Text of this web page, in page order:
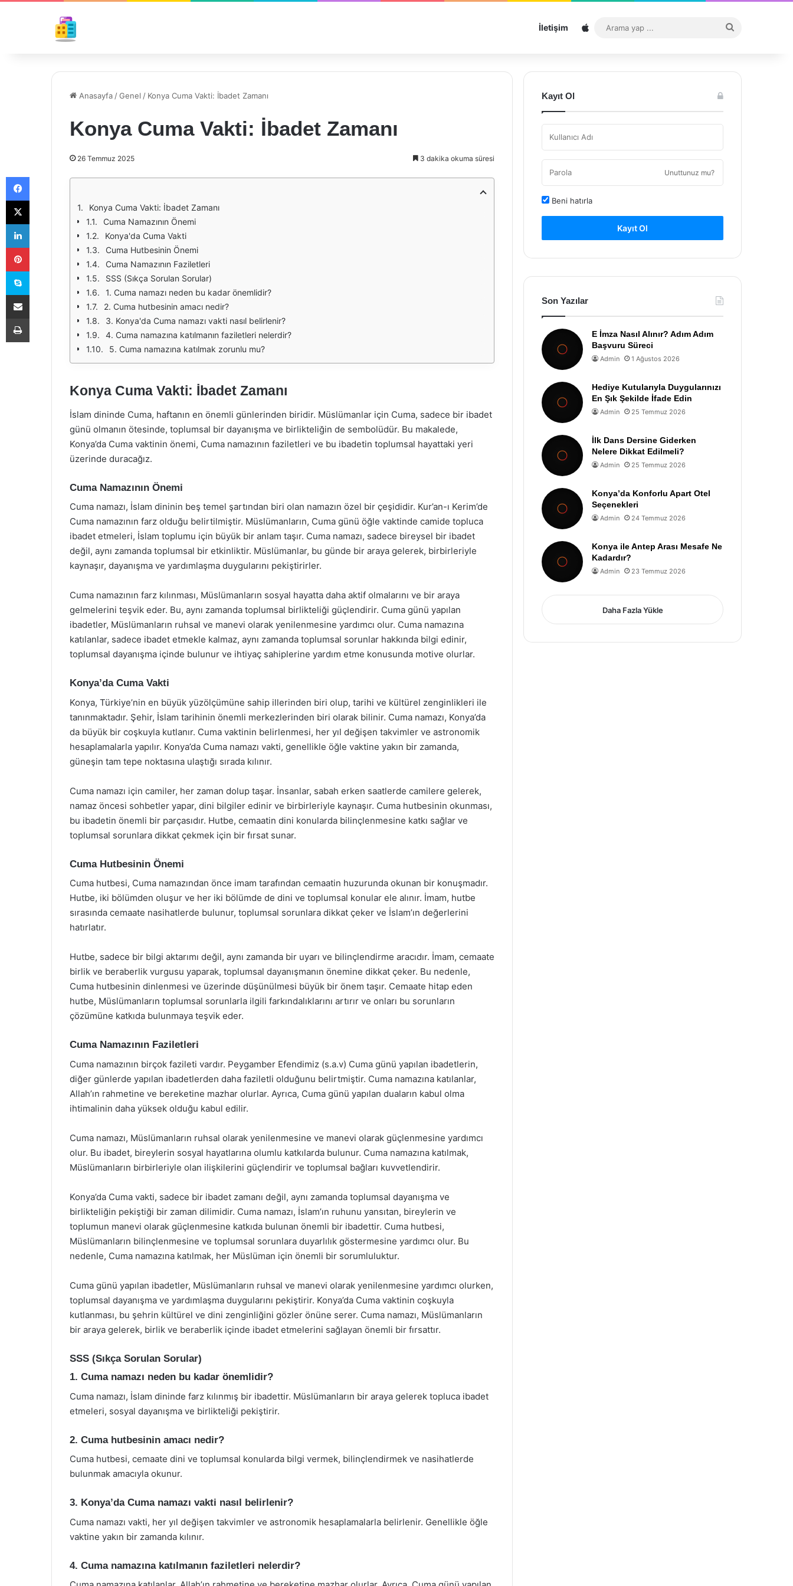
İletişim Sitemap
...
Anasayfa /Genel / Konya Cuma Vakti: İbadet Zamanı
Konya Cuma Vakti: İbadet Zamanı
26 Temmuz 2025 3 dakika okuma süresi
Konya Cuma Vakti: İbadet Zamanı
Cuma Namazının Önemi
Konya'da Cuma Vakti
Cuma Hutbesinin Önemi
Cuma Namazının Faziletleri
SSS (Sıkça Sorulan Sorular)
1. Cuma namazı neden bu kadar önemlidir?
2. Cuma hutbesinin amacı nedir?
3. Konya'da Cuma namazı vakti nasıl belirlenir?
4. Cuma namazına katılmanın faziletleri nelerdir?
5. Cuma namazına katılmak zorunlu mu?
Konya Cuma Vakti: İbadet Zamanı
İslam dininde Cuma, haftanın en önemli günlerinden biridir. Müslümanlar için Cuma, sadece bir ibadet
günü olmanın ötesinde, toplumsal bir dayanışma ve birlikteliğin de sembolüdür. Bu makalede,
Konya’da Cuma vaktinin önemi, Cuma namazının faziletleri ve bu ibadetin toplumsal hayattaki yeri
üzerinde duracağız.
Cuma Namazının Önemi
Cuma namazı, İslam dininin beş temel şartından biri olan namazın özel bir çeşididir. Kur’an-ı Kerim’de
Cuma namazının farz olduğu belirtilmiştir. Müslümanların, Cuma günü öğle vaktinde camide topluca
ibadet etmeleri, İslam toplumu için büyük bir anlam taşır. Cuma namazı, sadece bireysel bir ibadet
değil, aynı zamanda toplumsal bir etkinliktir. Müslümanlar, bu günde bir araya gelerek, birbirleriyle
kaynaşır, dayanışma ve yardımlaşma duygularını pekiştirirler.
Cuma namazının farz kılınması, Müslümanların sosyal hayatta daha aktif olmalarını ve bir araya
gelmelerini teşvik eder. Bu, aynı zamanda toplumsal birlikteliği güçlendirir. Cuma günü yapılan
ibadetler, Müslümanların ruhsal ve manevi olarak yenilenmesine yardımcı olur. Cuma namazına
katılanlar, sadece ibadet etmekle kalmaz, aynı zamanda toplumsal sorunlar hakkında bilgi edinir,
toplumsal dayanışma içinde bulunur ve ihtiyaç sahiplerine yardım etme konusunda motive olurlar.
Konya’da Cuma Vakti
Konya, Türkiye’nin en büyük yüzölçümüne sahip illerinden biri olup, tarihi ve kültürel zenginlikleri ile
tanınmaktadır. Şehir, İslam tarihinin önemli merkezlerinden biri olarak bilinir. Cuma namazı, Konya’da
da büyük bir coşkuyla kutlanır. Cuma vaktinin belirlenmesi, her yıl değişen takvimler ve astronomik
hesaplamalarla yapılır. Konya’da Cuma namazı vakti, genellikle öğle vaktine yakın bir zamanda,
güneşin tam tepe noktasına ulaştığı sırada kılınır.
Cuma namazı için camiler, her zaman dolup taşar. İnsanlar, sabah erken saatlerde camilere gelerek,
namaz öncesi sohbetler yapar, dini bilgiler edinir ve birbirleriyle kaynaşır. Cuma hutbesinin okunması,
bu ibadetin önemli bir parçasıdır. Hutbe, cemaatin dini konularda bilinçlenmesine katkı sağlar ve
toplumsal sorunlara dikkat çekmek için bir fırsat sunar.
Cuma Hutbesinin Önemi
Cuma hutbesi, Cuma namazından önce imam tarafından cemaatin huzurunda okunan bir konuşmadır.
Hutbe, iki bölümden oluşur ve her iki bölümde de dini ve toplumsal konular ele alınır. İmam, hutbe
sırasında cemaate nasihatlerde bulunur, toplumsal sorunlara dikkat çeker ve İslam’ın değerlerini
hatırlatır.
Hutbe, sadece bir bilgi aktarımı değil, aynı zamanda bir uyarı ve bilinçlendirme aracıdır. İmam, cemaate
birlik ve beraberlik vurgusu yaparak, toplumsal dayanışmanın önemine dikkat çeker. Bu nedenle,
Cuma hutbesinin dinlenmesi ve üzerinde düşünülmesi büyük bir önem taşır. Cemaate hitap eden
hutbe, Müslümanların toplumsal sorunlarla ilgili farkındalıklarını artırır ve onları bu sorunların
çözümüne katkıda bulunmaya teşvik eder.
Cuma Namazının Faziletleri
Cuma namazının birçok fazileti vardır. Peygamber Efendimiz (s.a.v) Cuma günü yapılan ibadetlerin,
diğer günlerde yapılan ibadetlerden daha faziletli olduğunu belirtmiştir. Cuma namazına katılanlar,
Allah’ın rahmetine ve bereketine mazhar olurlar. Ayrıca, Cuma günü yapılan duaların kabul olma
ihtimalinin daha yüksek olduğu kabul edilir.
Cuma namazı, Müslümanların ruhsal olarak yenilenmesine ve manevi olarak güçlenmesine yardımcı
olur. Bu ibadet, bireylerin sosyal hayatlarına olumlu katkılarda bulunur. Cuma namazına katılmak,
Müslümanların birbirleriyle olan ilişkilerini güçlendirir ve toplumsal bağları kuvvetlendirir.
Konya’da Cuma vakti, sadece bir ibadet zamanı değil, aynı zamanda toplumsal dayanışma ve
birlikteliğin pekiştiği bir zaman dilimidir. Cuma namazı, İslam’ın ruhunu yansıtan, bireylerin ve
toplumun manevi olarak güçlenmesine katkıda bulunan önemli bir ibadettir. Cuma hutbesi,
Müslümanların bilinçlenmesine ve toplumsal sorunlara duyarlılık göstermesine yardımcı olur. Bu
nedenle, Cuma namazına katılmak, her Müslüman için önemli bir sorumluluktur.
Cuma günü yapılan ibadetler, Müslümanların ruhsal ve manevi olarak yenilenmesine yardımcı olurken,
toplumsal dayanışma ve yardımlaşma duygularını pekiştirir. Konya’da Cuma vaktinin coşkuyla
kutlanması, bu şehrin kültürel ve dini zenginliğini gözler önüne serer. Cuma namazı, Müslümanların
bir araya gelerek, birlik ve beraberlik içinde ibadet etmelerini sağlayan önemli bir fırsattır.
SSS (Sıkça Sorulan Sorular)
1. Cuma namazı neden bu kadar önemlidir?
Cuma namazı, İslam dininde farz kılınmış bir ibadettir. Müslümanların bir araya gelerek topluca ibadet
etmeleri, sosyal dayanışma ve birlikteliği pekiştirir.
2. Cuma hutbesinin amacı nedir?
Cuma hutbesi, cemaate dini ve toplumsal konularda bilgi vermek, bilinçlendirmek ve nasihatlerde
bulunmak amacıyla okunur.
3. Konya’da Cuma namazı vakti nasıl belirlenir?
Cuma namazı vakti, her yıl değişen takvimler ve astronomik hesaplamalarla belirlenir. Genellikle öğle
vaktine yakın bir zamanda kılınır.
4. Cuma namazına katılmanın faziletleri nelerdir?
Kayıt Ol
Unuttunuz mu?
Beni hatırla
Kayıt Ol
Son Yazılar
E İmza Nasıl Alınır? Adım Adım
Başvuru Süreci
Admin 1 Ağustos 2026
Hediye Kutularıyla Duygularınızı
En Şık Şekilde İfade Edin
Admin 25 Temmuz 2026
İlk Dans Dersine Giderken
Nelere Dikkat Edilmeli?
Admin 25 Temmuz 2026
Konya’da Konforlu Apart Otel
Seçenekleri
Admin 24 Temmuz 2026
Konya ile Antep Arası Mesafe Ne
Kadardır?
Admin 23 Temmuz 2026
Daha Fazla Yükle
Facebook
X
LinkedIn
Pinterest
Skype
E-Posta ile paylaş